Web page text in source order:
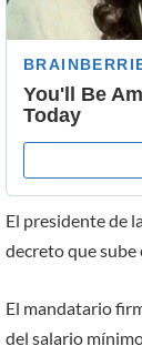
El presidente de
decreto que sube
El mandatario
del salario